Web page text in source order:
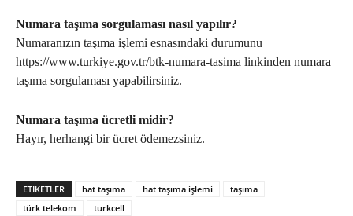
Numara taşıma sorgulaması nasıl yapılır?
Numaranızın taşıma işlemi esnasındaki durumunu
https://www.turkiye.gov.tr/btk-numara-tasima linkinden numara
taşıma sorgulaması yapabilirsiniz.
Numara taşıma ücretli midir?
Hayır, herhangi bir ücret ödemezsiniz.
ETIKETLER hat taşıma hat taşıma işlemi
taşıma
türk telekom
turkcell